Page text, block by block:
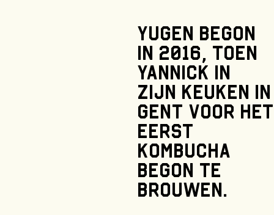
Yugen
begon
in 2016, toen
Yannick
in
zijn
keuken
in
Gent voor het
eerst
kombucha
begon te
brouwen.